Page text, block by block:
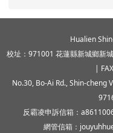
Hualien
校址：971001 花蓮縣新城鄉新
|
No.30, Bo-Ai Rd., Shin-cheng
反霸凌申訴信箱：
網管信箱：